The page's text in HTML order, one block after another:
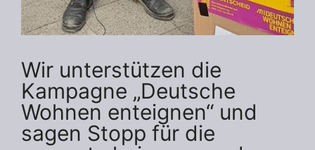
Wir unterstützen die
Kampagne „Deutsche
Wohnen enteignen“ und
sagen Stopp für die